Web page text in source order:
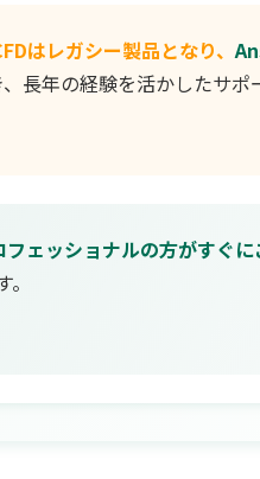
はレガシー製品となり、
長年の経験を活かしたサポ
ェッショナルの方がすぐ